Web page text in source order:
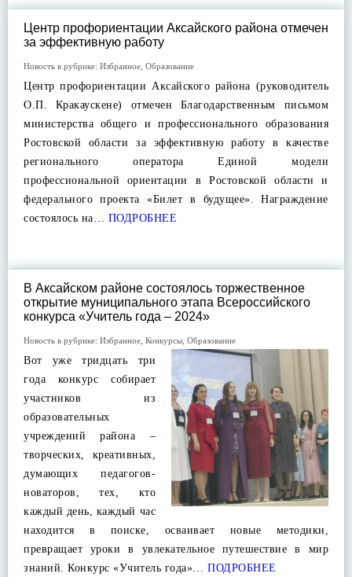
Центр профориентации Аксайского района отмечен
за эффективную работу
Новость в рубрике: Избранное Образование
Центр профориентации Аксайского района (руководитель
О.П. Кракаускене) отмечен Благодарственным письмом
министерства общего и профессионального образования
Ростовской области за эффективную работу в качестве
регионального оператора Единой модели
профессиональной ориентации в Ростовской области и
федерального проекта «Билет в будущее». Награждение
состоялось на… ПОДРОБНЕЕ
В Аксайском районе состоялось торжественное
открытие муниципального этапа Всероссийского
конкурса «Учитель года – 2024»
Новость в рубрике: Избранное Конкурсы Образование
Вот уже тридцать три
года конкурс собирает
участников из
образовательных
учреждений района –
творческих, креативных,
думающих педагогов-
новаторов, тех, кто
каждый день, каждый час
находится в поиске, осваивает новые методики,
превращает уроки в увлекательное путешествие в мир
знаний. Конкурс «Учитель года»… ПОДРОБНЕЕ